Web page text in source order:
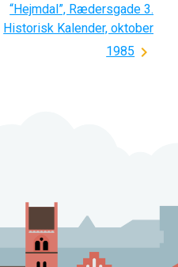
“Hejmdal”, Rædersgade 3.
Historisk Kalender, oktober
1985